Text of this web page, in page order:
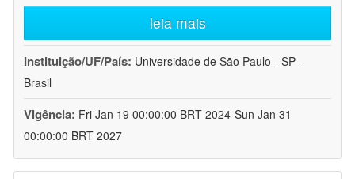
leia mais
Instituição/UF/País: Universidade de São Paulo - SP -
Brasil
Vigência: Fri Jan 19 00:00:00 BRT 2024-Sun Jan 31
00:00:00 BRT 2027